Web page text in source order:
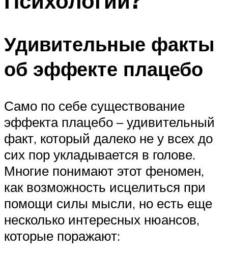
Удивительные факты
об эффекте плацебо
Само по себе существование
эффекта плацебо – удивительный
факт, который далеко не у всех до
сих пор укладывается в голове.
Многие понимают этот феномен,
как возможность исцелиться при
помощи силы мысли, но есть еще
несколько интересных нюансов,
которые поражают: